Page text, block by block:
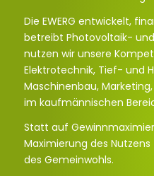
Die EWERG entwickelt,
betreibt Photovoltaik-
nutzen wir unsere
Elektrotechnik, Tief- und
Maschinenbau,
im kaufmännischen
Statt auf
Maximierung des
des Gemeinwohls.